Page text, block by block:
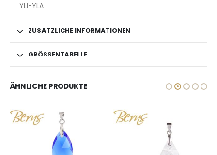
YLI-YLA
ZUSÄTZLICHE INFORMATIONEN
GRÖSSENTABELLE
ÄHNLICHE PRODUKTE